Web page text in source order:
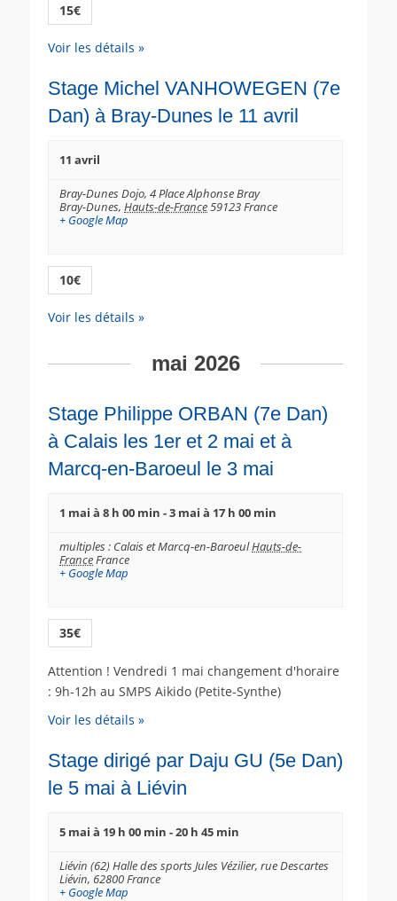
15€
Voir les détails »
Stage Michel VANHOWEGEN (7e
Dan) à Bray-Dunes le 11 avril
11 avril
Bray-Dunes Dojo, 4 Place Alphonse Bray
Bray-Dunes, Hauts-de-France59123France
+ Google Map
10€
Voir les détails »
mai 2026
Stage Philippe ORBAN (7e Dan)
à Calais les 1er et 2 mai et à
Marcq-en-Baroeul le 3 mai
1 mai à 8 h 00 min -3 mai à 17 h 00 min
multiples : Calais et Marcq-en-BaroeulHauts-de-
FranceFrance
+ Google Map
35€
Attention ! Vendredi 1 mai changement d'horaire
: 9h-12h au SMPS Aikido (Petite-Synthe)
Voir les détails »
Stage dirigé par Daju GU (5e Dan)
le 5 mai à Liévin
5 mai à 19 h 00 min -20 h 45 min
Liévin (62) Halle des sports Jules Vézilier, rue Descartes
Liévin, 62800France
+ Google Map